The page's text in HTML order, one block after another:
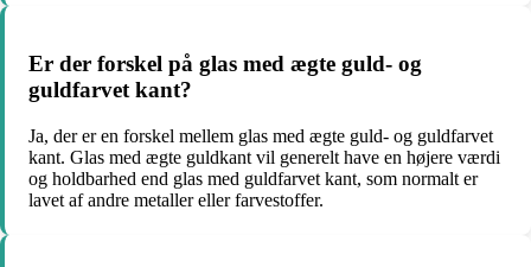
Er der forskel på glas med ægte guld- og
guldfarvet kant?
Ja, der er en forskel mellem glas med ægte guld- og guldfarvet
kant. Glas med ægte guldkant vil generelt have en højere værdi
og holdbarhed end glas med guldfarvet kant, som normalt er
lavet af andre metaller eller farvestoffer.